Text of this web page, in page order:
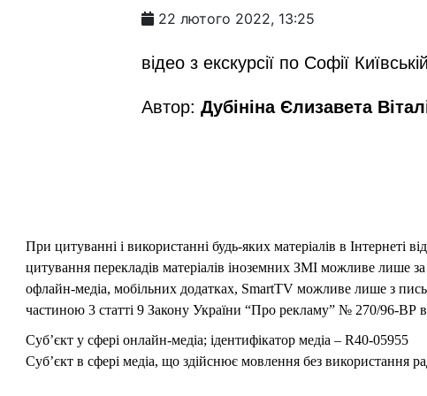
22 лютого 2022, 13:25
відео з екскурсії по Софії Київській
Автор: Дубініна Єлизавета
При цитуванні і використанні будь-яких матеріалів в
цитування перекладів матеріалів іноземних ЗМІ можливе лише
офлайн-медіа, мобільних додатках, SmartTV можливе лише з
частиною 3 статті 9 Закону України “Про рекламу” № 270/96-ВР
Суб’єкт у сфері онлайн-медіа; ідентифікатор медіа – R40-05955
Суб’єкт в сфері медіа, що здійснює мовлення без використання